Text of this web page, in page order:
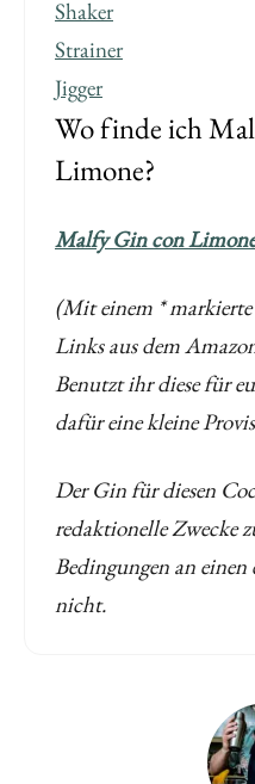
Shaker
Strainer
Jigger
Wo finde ich
Limone?
Malfy Gin con
(Mit einem *
Links aus dem
Benutzt ihr diese für
dafür eine kleine
Der Gin für diesen
redaktionelle Zwecke
Bedingungen an
nicht.